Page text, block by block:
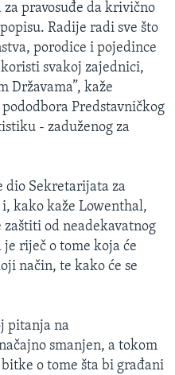
pravosuđe da krivično
Radije radi sve što
porodice i pojedince
svakoj zajednici,
Državama”, kaže
Predstavničkog
- zaduženog za
dio Sekretarijata za
kako kaže Lowenthal,
zaštiti od neadekavatnog
riječ o tome koja će
način, te kako će se
pitanja na
smanjen, a tokom
o tome šta bi građani